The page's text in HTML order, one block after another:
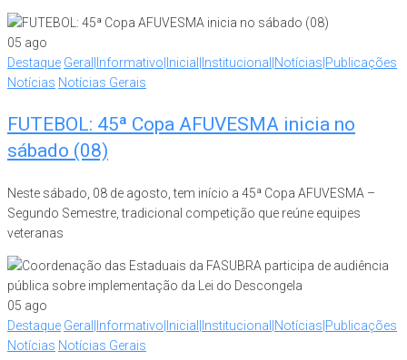
05 ago
Destaque Geral|Informativo|Inicial|Institucional|Notícias|Publicações
Notícias Notícias Gerais
FUTEBOL: 45ª Copa AFUVESMA inicia no
sábado (08)
Neste sábado, 08 de agosto, tem início a 45ª Copa AFUVESMA –
Segundo Semestre, tradicional competição que reúne equipes
veteranas
05 ago
Destaque Geral|Informativo|Inicial|Institucional|Notícias|Publicações
Notícias Notícias Gerais